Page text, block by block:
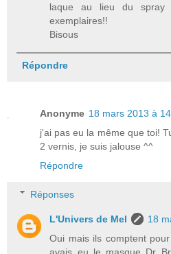
laque au lieu du
exemplaires!!
Bisous
Répondre
Anonyme 18 mars 2013 à
j'ai pas eu la même que toi!
2 vernis, je suis jalouse ^^
Répondre
Réponses
L'Univers de Mel
18
Oui mais ils comptent
avais eu le masque Dr